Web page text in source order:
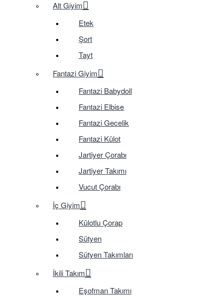
Alt Giyim
Etek
Şort
Tayt
Fantazi Giyim
Fantazi Babydoll
Fantazi Elbise
Fantazi Gecelik
Fantazi Külot
Jartiyer Çorabı
Jartiyer Takımı
Vucut Çorabı
İç Giyim
Külotlu Çorap
Sütyen
Sütyen Takımları
İkili Takım
Eşofman Takımı